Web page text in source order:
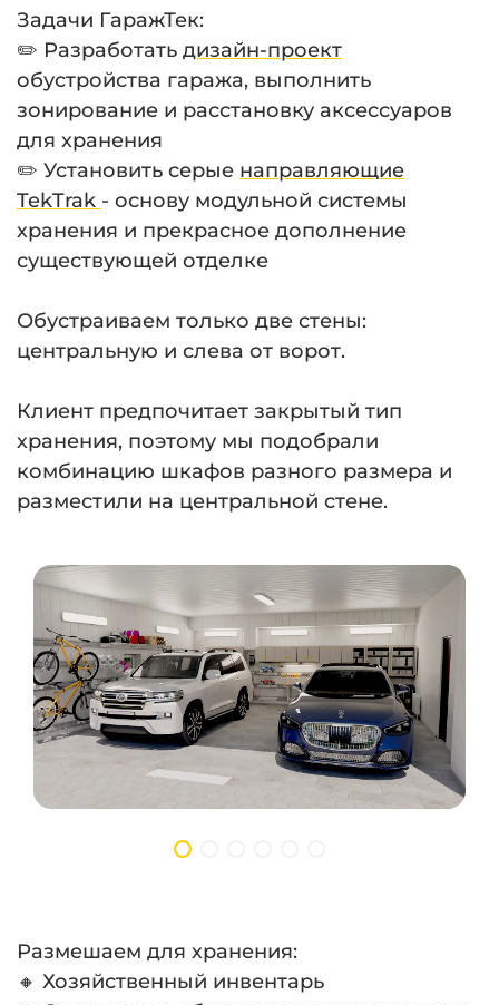
Задачи ГаражТек:
✏️ Разработать дизайн-проект
обустройства гаража, выполнить
зонирование и расстановку аксессуаров
для хранения
✏️ Установить серые направляющие
TekTrak - основу модульной системы
хранения и прекрасное дополнение
существующей отделке
Обустраиваем только две стены:
центральную и слева от ворот.
Клиент предпочитает закрытый тип
хранения, поэтому мы подобрали
комбинацию шкафов разного размера и
разместили на центральной стене.
Размешаем для хранения:
🔸 Хозяйственный инвентарь